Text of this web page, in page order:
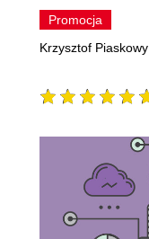
Promocja
Krzysztof Piaskowy